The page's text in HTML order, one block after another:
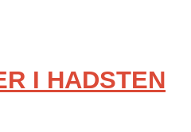
I HADSTEN